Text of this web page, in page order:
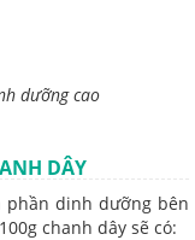
dưỡng cao
DÂY
phần dinh dưỡng bên
chanh dây sẽ có: